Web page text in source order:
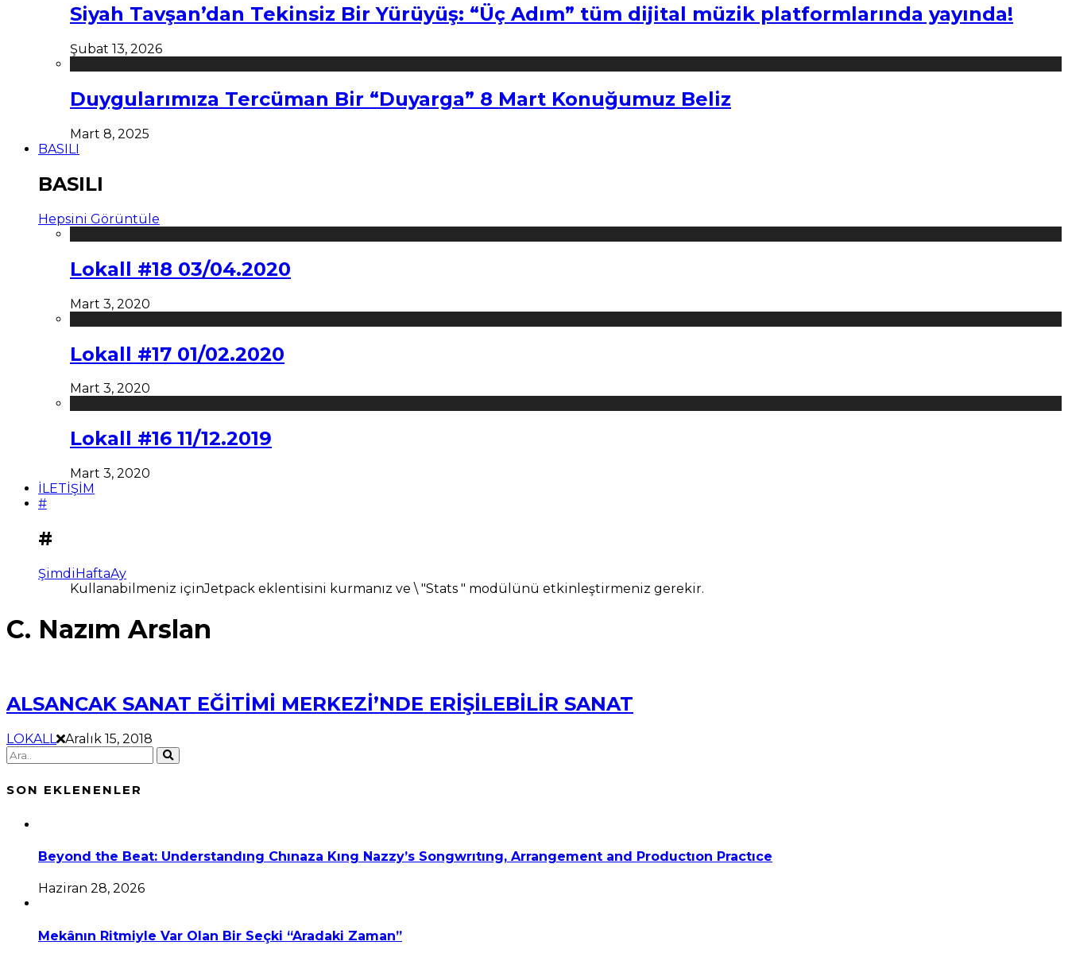
Siyah Tavşan’dan Tekinsiz Bir Yürüyüş: “Üç Adım” tüm dijital müzik platformlarında yayında!
Şubat 13, 2026
Duygularımıza Tercüman Bir “Duyarga” 8 Mart Konuğumuz Beliz
Mart 8, 2025
BASILI
BASILI
Hepsini Görüntüle
Lokall #18 03/04.2020
Mart 3, 2020
Lokall #17 01/02.2020
Mart 3, 2020
Lokall #16 11/12.2019
Mart 3, 2020
İLETİŞİM
#
#
ŞimdiHaftaAy
Kullanabilmeniz içinJetpack eklentisini kurmanız ve \ "Stats " modülünü etkinleştirmeniz gerekir.
C. Nazım Arslan
ALSANCAK SANAT EĞİTİMİ MERKEZİ’NDE ERİŞİLEBİLİR SANAT
LOKALL Aralık 15, 2018
SON EKLENENLER
Beyond the Beat: Understandıng Chınaza Kıng Nazzy’s Songwrıtıng, Arrangement and Productıon Practıce
Haziran 28, 2026
Mekânın Ritmiyle Var Olan Bir Seçki “Aradaki Zaman”